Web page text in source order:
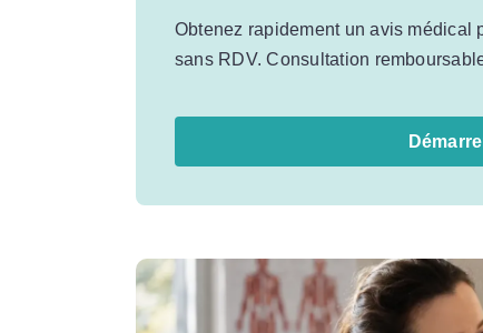
Obtenez rapidement un avis médical
sans RDV. Consultation